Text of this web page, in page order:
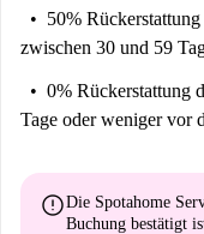
50%
zwischen 30 und 59
0% Rückerstattung
Tage oder weniger vor
errorDie Spotahome
Buchung bestätigt